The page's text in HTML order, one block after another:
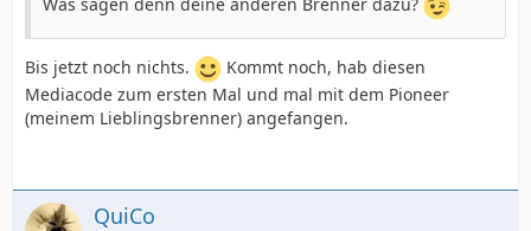
Bis jetzt noch nichts.
Kommt noch, hab diesen
Mediacode zum ersten Mal und mal mit dem Pioneer
(meinem Lieblingsbrenner) angefangen.
QuiCo